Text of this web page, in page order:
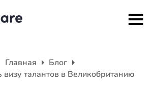
Главная
Блог
визу талантов в Великобританию